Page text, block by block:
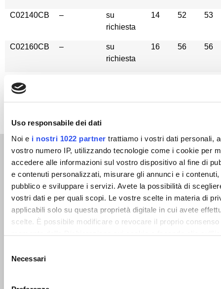
Uso responsabile dei dati
Noi e i nostri 1022 partner trattiamo i vostri dati personali,
vostro numero IP, utilizzando tecnologie come i cookie per
accedere alle informazioni sul vostro dispositivo al fine di
e contenuti personalizzati, misurare gli annunci e i
pubblico e sviluppare i servizi. Avete la possibilità di
vostri dati e per quali scopi. Le vostre scelte in materia di
applicabili solo su questa proprietà digitale in cui avete
scelte. È possibile modificare o revocare il proprio
delNecessari
C02140CB –
su
richiesta
14 52 53
C02160CB –
su
richiesta
16 56 56
Related products
swivel without ring
Ladder chain dog